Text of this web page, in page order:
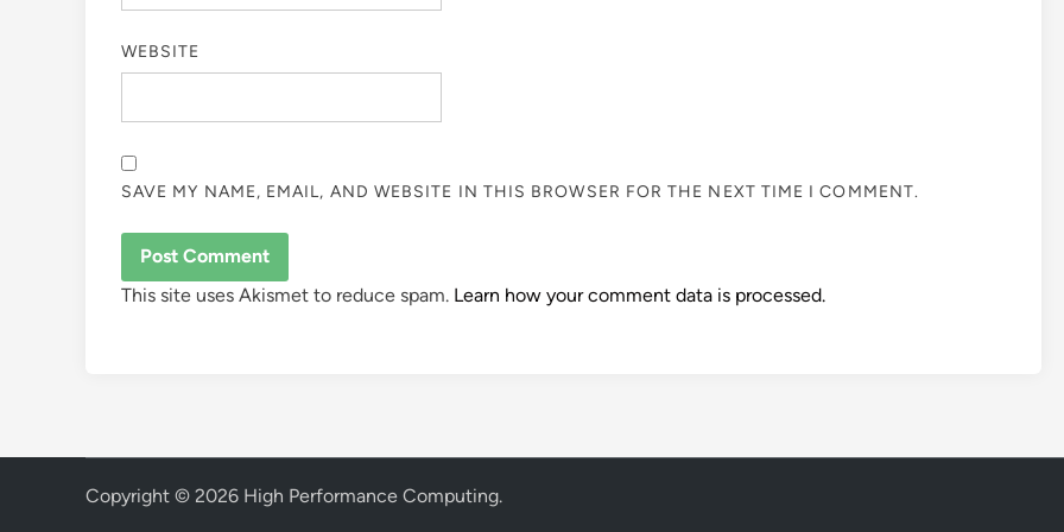
WEBSITE
SAVE MY NAME, EMAIL, AND WEBSITE IN THIS BROWSER FOR THE NEXT TIME I COMMENT.
This site uses Akismet to reduce spam. Learn how your comment data is processed.
Copyright © 2026 High Performance Computing.